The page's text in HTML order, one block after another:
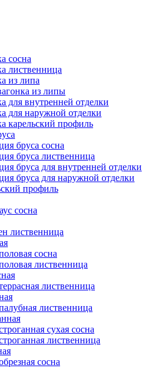
сосна
лиственница
из липа
из липы
для внутренней отделки
для наружной отделки
карельский профиль
бруса сосна
бруса лиственница
бруса для внутренней отделки
бруса для наружной отделки
профиль
сосна
лиственница
сосна
лиственница
лиственница
лиственница
сухая сосна
лиственница
сосна